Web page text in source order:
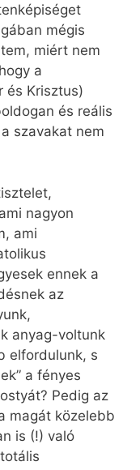
mégis
miért nem
a
és Krisztus)
és reális
szavakat nem
nagyon
ami
ennek a
az
anyag-voltunk
elfordulunk, s
a fényes
Pedig az
magát közelebb
is (!) való